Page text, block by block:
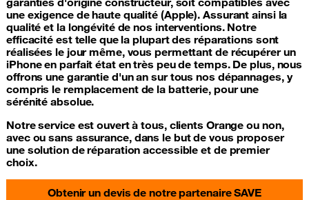
une exigence de haute qualité (Apple). Assurant ainsi la
qualité et la longévité de nos interventions. Notre
efficacité est telle que la plupart des réparations sont
réalisées le jour même, vous permettant de récupérer un
iPhone en parfait état en très peu de temps. De plus, nous
offrons une garantie d'un an sur tous nos dépannages, y
compris le remplacement de la batterie, pour une
sérénité absolue.
Notre service est ouvert à tous, clients Orange ou non,
avec ou sans assurance, dans le but de vous proposer
une solution de réparation accessible et de premier
choix.
Obtenir un devis de notre partenaire SAVE